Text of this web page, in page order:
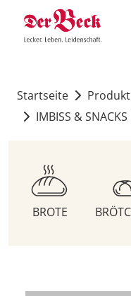
Startseite
IMBISS & SNACKS
BROTE